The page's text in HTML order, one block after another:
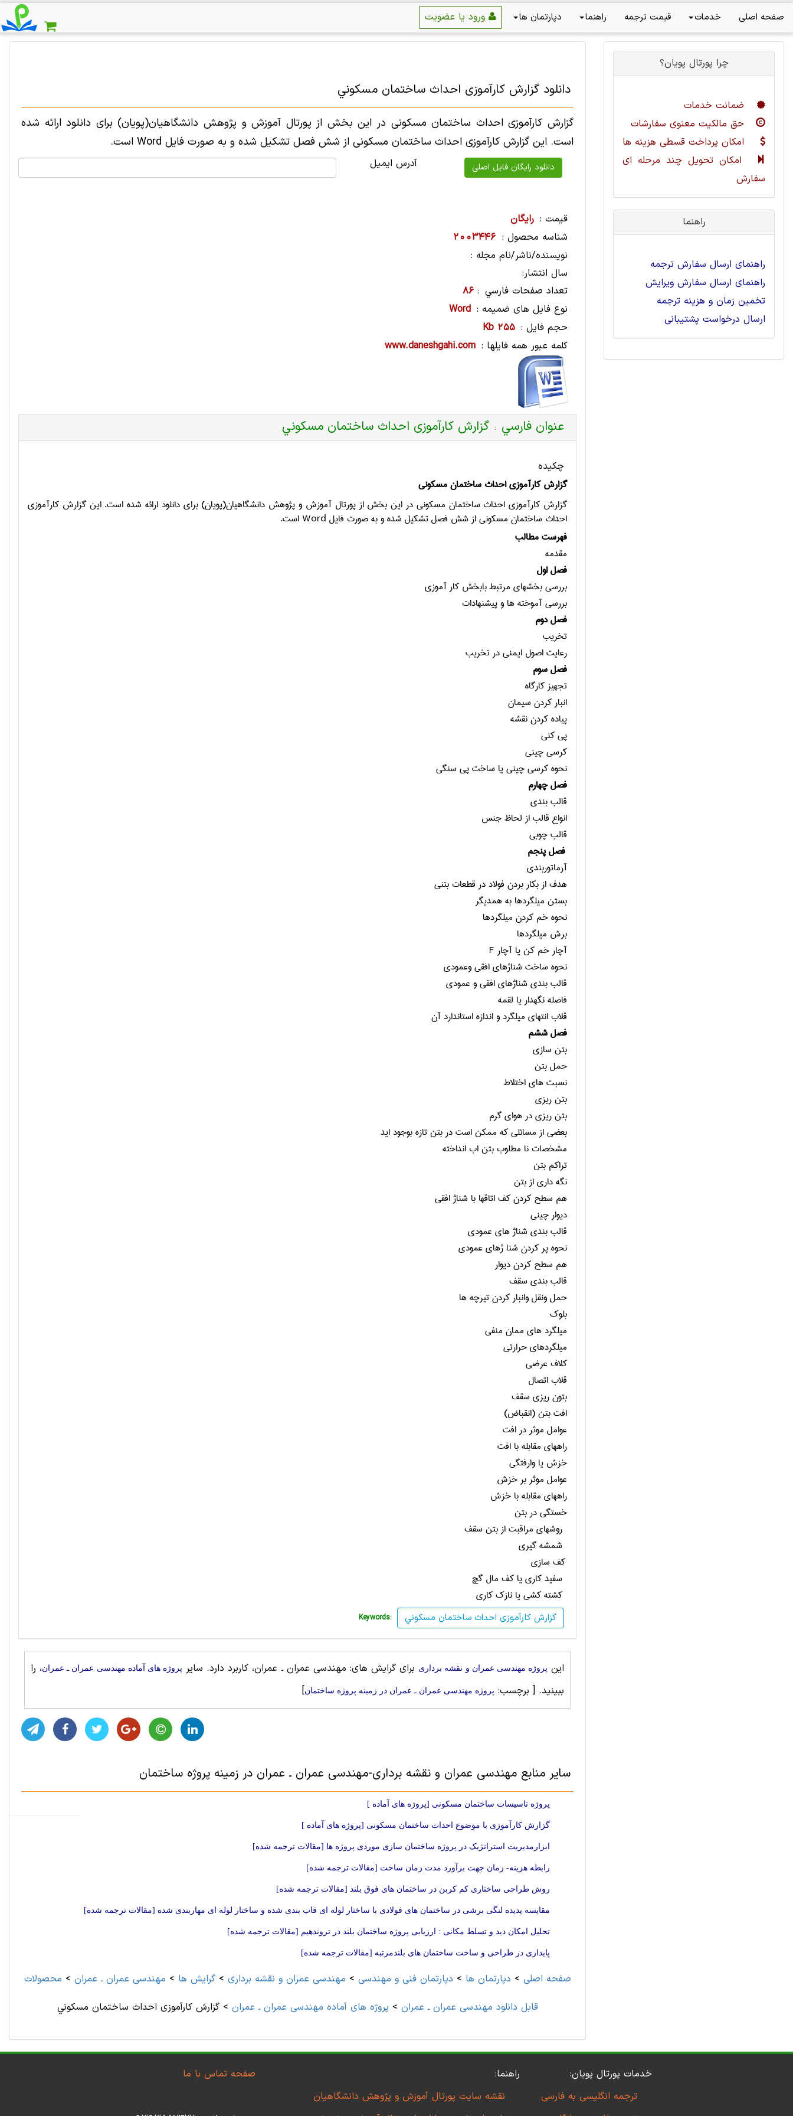
صفحه اصلی خدمات قیمت ترجمه راهنما دپارتمان ها
دانلود گزارش کارآموزی احداث ساختمان مسكوني
گزارش کارآموزی احداث ساختمان مسكونی در این بخش از پورتال آموزش و پژوهش دانشگاهیان(پویان) برای دانلود ارائه شده
است. این گزارش کارآموزی احداث ساختمان مسكونی از شش فصل تشکیل شده و به صورت فایل Word است.
آدرس ایمیل
قیمت : رایگان
شناسه محصول : 2003446
نویسنده/ناشر/نام مجله :
سال انتشار:
تعداد صفحات فارسي :
86
نوع فایل های ضمیمه : Word
حجم فایل : 255 Kb
کلمه عبور همه فایلها : www.daneshgahi.com
عنوان فارسي : گزارش کارآموزی احداث ساختمان مسكوني
چکیده
گزارش کارآموزی احداث ساختمان مسكونی
گزارش کارآموزی احداث ساختمان مسكونی در این بخش از پورتال آموزش و پژوهش دانشگاهیان(پویان) برای دانلود ارائه شده است. این گزارش کارآموزی
احداث ساختمان مسكونی از شش فصل تشکیل شده و به صورت فایل Word است.
فهرست مطالب
مقدمه
فصل اول
بررسي بخشهاي مرتبط بابخش كار آموزي
بررسي آموخته ها و پيشنهادات
فصل دوم
تخريب
رعايت اصول ايمني در تخريب
فصل سوم
تجهيز كارگاه
انبار كردن سيمان
پياده كردن نقشه
پي كني
كرسي چيني
نحوه كرسي چيني يا ساخت پي سنگي
فصل چهارم
قالب بندي
انواع قالب از لحاظ جنس
قالب چوبي
فصل پنجم
آرماتوربندي
هدف از بكار بردن فولاد در قطعات بتني
بستن ميلگردها به همديگر
نحوه خم كردن ميلگردها
برش ميلگردها
آچار خم كن يا آچارF
نحوه ساخت شناژهاي افقي وعمودي
قالب بندي شناژهاي افقي و عمودي
فاصله نگهدار يا لقمه
قلاب انتهاي ميلگرد و اندازه استاندارد آن
فصل ششم
بتن سازي
حمل بتن
نسبت هاي اختلاط
بتن ريزي
بتن ريزي در هواي گرم
بعضي از مسائلي كه ممكن است در بتن تازه بوجود ايد
مشخصات نا مطلوب بتن اب انداخته
تراكم بتن
نگه داري از بتن
هم سطح كردن كف اتاقها با شناژ افقي
ديوار چيني
قالب بندي شناژ هاي عمودي
نحوه پر كردن شنا ژهاي عمودي
هم سطح كردن ديوار
قالب بندي سقف
حمل ونقل وانبار كردن تيرچه ها
بلوك
ميلگرد هاي ممان منفي
ميلگردهاي حرارتي
كلاف عرضي
قلاب اتصال
بتون ريزي سقف
افت بتن (انقباض)
عوامل موثر در افت
راههاي مقابله با افت
خزش يا وارفتگي
عوامل موثر بر خزش
راههاي مقابله با خزش
خستگي در بتن
روشهاي مراقبت از بتن سقف
شمشه گيري
كف سازي
سفيد كاري يا كف مال گچ
كشته كشي يا نازك كاري
Keywords: گزارش کارآموزی احداث ساختمان مسكوني
اینپروژه مهندسی عمران و نقشه برداری برای گرایش های: مهندسی عمران ـ عمران، کاربرد دارد. سایرپروژه های آماده مهندسی عمران ـ عمران، را
ببینید. [ برچسب: پروژه مهندسی عمران ـ عمران در زمینه پروژه ساختمان]
سایر منابع مهندسی عمران و نقشه برداری-مهندسی عمران ـ عمران در زمینه پروژه ساختمان
پروژه تاسیسات ساختمان مسکونی [پروژه های آماده ]
گزارش کارآموزی با موضوع احداث ساختمان مسکونی [پروژه های آماده ]
ابزارمدیریت استراتژیک در پروژه ساختمان سازی موردی پروژه ها [مقالات ترجمه شده]
رابطه هزینه- زمان جهت برآورد مدت زمان ساخت [مقالات ترجمه شده]
روش طراحی ساختاری کم کربن در ساختمان های فوق بلند [مقالات ترجمه شده]
مقایسه پدیده لنگی برشی در ساختمان های فولادی با ساختار لوله ای قاب بندی شده و ساختار لوله ای مهاربندی شده [مقالات ترجمه شده]
تحلیل امکان دید و تسلط مکانی : ارزیابی پروژه ساختمان بلند در تروندهیم [مقالات ترجمه شده]
پایداری در طراحی و ساخت ساختمان های بلندمرتبه [مقالات ترجمه شده]
صفحه اصلی > دپارتمان ها > دپارتمان فنی و مهندسی > مهندسی عمران و نقشه برداری >گرایش ها > مهندسی عمران ـ عمران > محصولات
قابل دانلود مهندسی عمران ـ عمران > پروژه های آماده مهندسی عمران ـ عمران >گزارش کارآموزی احداث ساختمان مسكوني
چرا پورتال پویان؟
ضمانت خدمات
حق مالکیت معنوی سفارشات
امکان پرداخت قسطی هزینه ها
امکان تحویل چند مرحله ای
سفارش
راهنما
راهنمای ارسال سفارش ترجمه
راهنمای ارسال سفارش ویرایش
تخمین زمان و هزینه ترجمه
ارسال درخواست پشتیبانی
خدمات پورتال پویان:
ترجمه انگلیسی به فارسی
راهنما:
نقشه سایت پورتال آموزش و پژوهش دانشگاهیان
صفحه تماس با ما